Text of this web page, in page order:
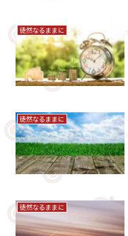
徒然なるままに
徒然なるままに
徒然なるままに